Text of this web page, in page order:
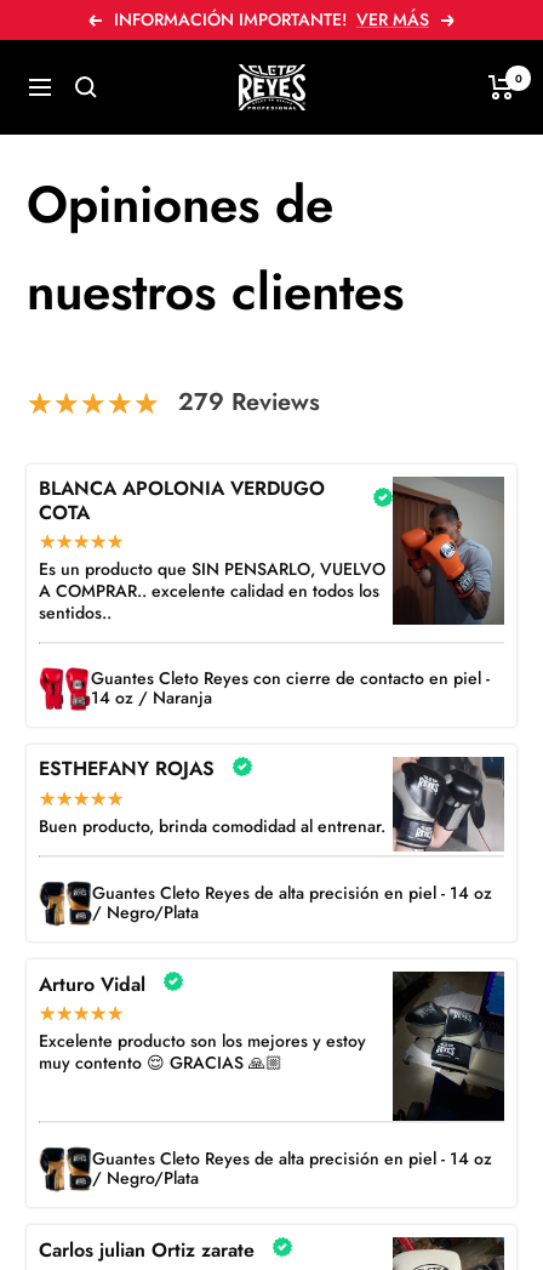
a
contenido
Anterior
INFORMACIÓN IMPORTANTE! VER MÁS Siguiente
Navegación
Cleto
Reyes
0
Opiniones de
nuestros clientes
279 Reviews
BLANCA APOLONIA VERDUGO
COTA
Es un producto que SIN PENSARLO, VUELVO
A COMPRAR.. excelente calidad en todos los
sentidos..
Guantes Cleto Reyes con cierre de contacto en piel -
14 oz / Naranja
ESTHEFANY ROJAS
Buen producto, brinda comodidad al entrenar.
Guantes Cleto Reyes de alta precisión en piel - 14 oz
/ Negro/Plata
Arturo Vidal
Excelente producto son los mejores y estoy
muy contento 😌 GRACIAS 🙏🏼
Guantes Cleto Reyes de alta precisión en piel - 14 oz
/ Negro/Plata
Carlos julian Ortiz zarate